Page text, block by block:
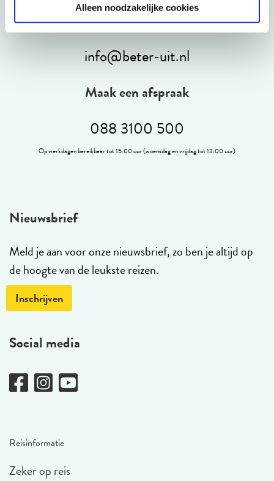
Alleen noodzakelijke cookies
E-mail
info@beter-uit.nl
Maak een afspraak
088 3100 500
Op werkdagen bereikbaar tot 15:00 uur (woensdag en vrijdag tot 13:00 uur)
Nieuwsbrief
Meld je aan voor onze nieuwsbrief, zo ben je altijd op
de hoogte van de leukste reizen.
Inschrijven
Social media
Reisinformatie
Zeker op reis